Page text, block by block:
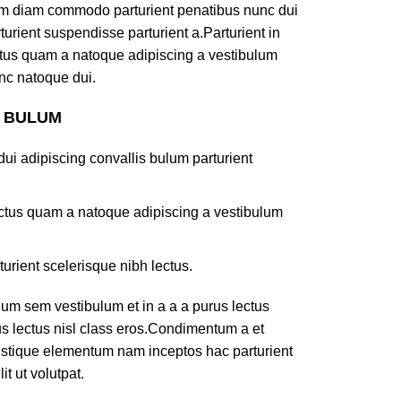
diam commodo parturient penatibus nunc dui
suspendisse parturient a.Parturient in
quam a natoque adipiscing a vestibulum
natoque dui.
adipiscing convallis bulum parturient
quam a natoque adipiscing a vestibulum
scelerisque nibh lectus.
sem vestibulum et in a a a purus lectus
lectus nisl class eros.Condimentum a et
elementum nam inceptos hac parturient
ut volutpat.